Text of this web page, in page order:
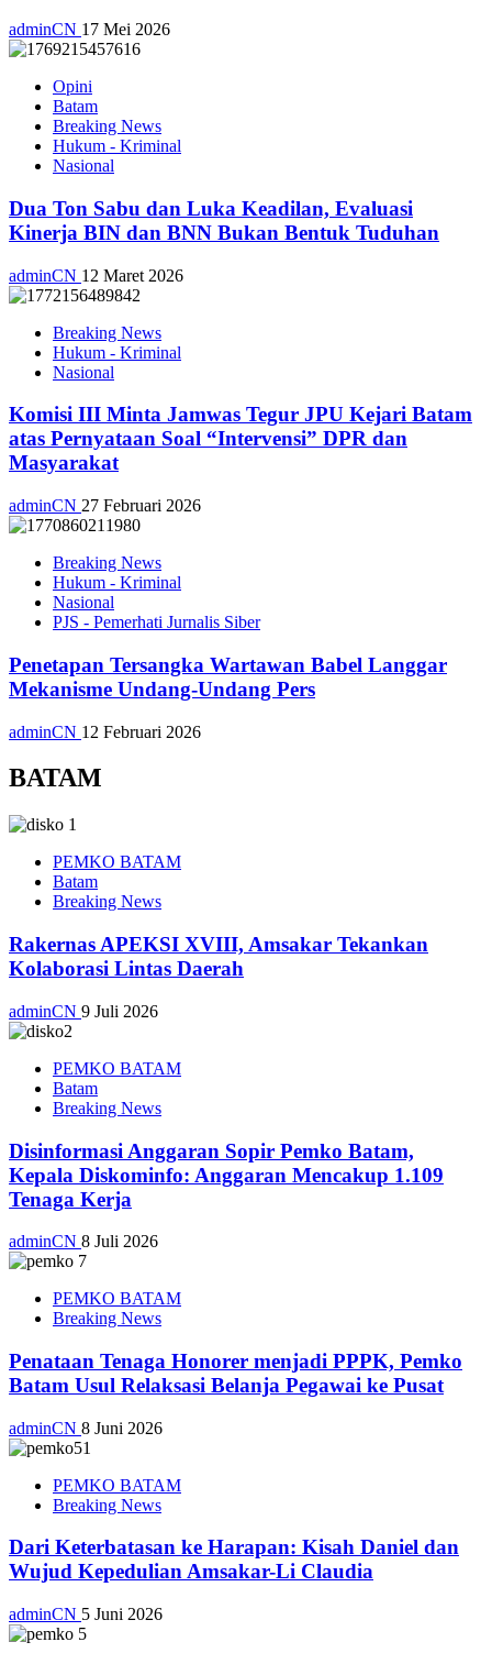
adminCN 17 Mei 2026
Opini
Batam
Breaking News
Hukum - Kriminal
Nasional
Dua Ton Sabu dan Luka Keadilan, Evaluasi
Kinerja BIN dan BNN Bukan Bentuk Tuduhan
adminCN 12 Maret 2026
Breaking News
Hukum - Kriminal
Nasional
Komisi III Minta Jamwas Tegur JPU Kejari Batam
atas Pernyataan Soal “Intervensi” DPR dan
Masyarakat
adminCN 27 Februari 2026
Breaking News
Hukum - Kriminal
Nasional
PJS - Pemerhati Jurnalis Siber
Penetapan Tersangka Wartawan Babel Langgar
Mekanisme Undang-Undang Pers
adminCN 12 Februari 2026
BATAM
PEMKO BATAM
Batam
Breaking News
Rakernas APEKSI XVIII, Amsakar Tekankan
Kolaborasi Lintas Daerah
adminCN 9 Juli 2026
PEMKO BATAM
Batam
Breaking News
Disinformasi Anggaran Sopir Pemko Batam,
Kepala Diskominfo: Anggaran Mencakup 1.109
Tenaga Kerja
adminCN 8 Juli 2026
PEMKO BATAM
Breaking News
Penataan Tenaga Honorer menjadi PPPK, Pemko
Batam Usul Relaksasi Belanja Pegawai ke Pusat
adminCN 8 Juni 2026
PEMKO BATAM
Breaking News
Dari Keterbatasan ke Harapan: Kisah Daniel dan
Wujud Kepedulian Amsakar-Li Claudia
adminCN 5 Juni 2026